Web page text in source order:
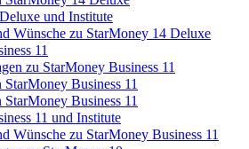
und Institute
Wünsche zu StarMoney 14 Deluxe
11
zu StarMoney Business 11
Business 11
Business 11
11 und Institute
Wünsche zu StarMoney Business 11